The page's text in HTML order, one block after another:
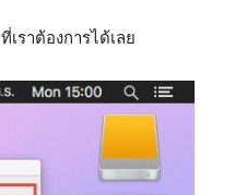
ราต้องการได้เลย